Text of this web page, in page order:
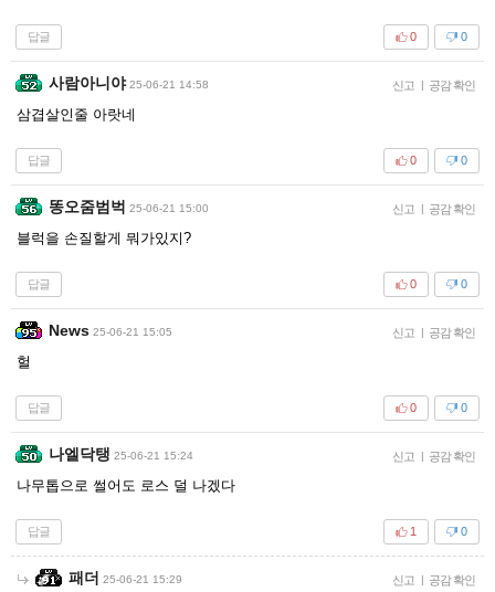
답글 0
0
사람아니야 25-06-21 14:58 신고 | 공감 확인
삼겹살인줄 아랏네
답글 0
0
똥오줌범벅 25-06-21 15:00 신고 | 공감 확인
블럭을 손질할게 뭐가있지?
답글 0
0
News 25-06-21 15:05 신고 | 공감 확인
헐
답글 0
0
나엘닥탱 25-06-21 15:24 신고 | 공감 확인
나무톱으로 썰어도 로스 덜 나겠다
답글 0
1
패더 25-06-21 15:29 신고 | 공감 확인